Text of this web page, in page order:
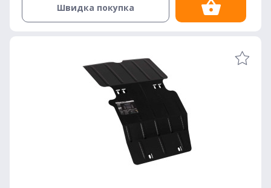
Швидка покупка